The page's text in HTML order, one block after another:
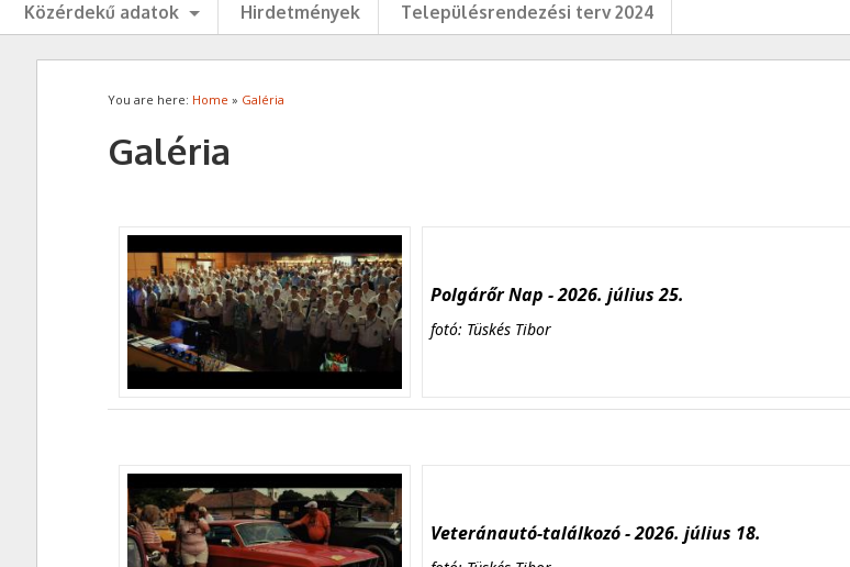
Közérdekű adatok
Hirdetmények Településrendezési terv 2024
You are here: Home » Galéria
Galéria
Polgárőr Nap - 2026. július 25.
fotó: Tüskés Tibor
Veteránautó-találkozó - 2026. július 18.